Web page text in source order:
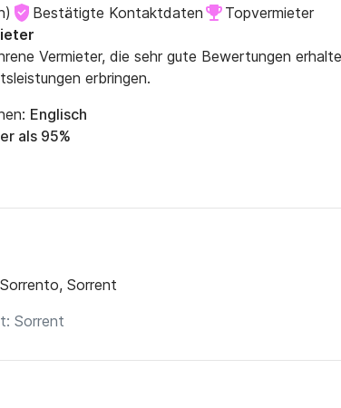
) Bestätigte Kontaktdaten
Topvermieter
Vermieter, die sehr gute Bewertungen
erbringen.
Englisch
als 95%
Sorrento, Sorrent